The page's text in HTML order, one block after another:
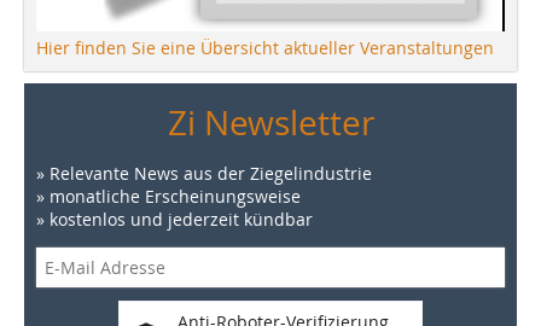
Hier finden Sie eine Übersicht aktueller Veranstaltungen
Zi Newsletter
» Relevante News aus der Ziegelindustrie
» monatliche Erscheinungsweise
» kostenlos und jederzeit kündbar
Anti-Roboter-Verifizierung